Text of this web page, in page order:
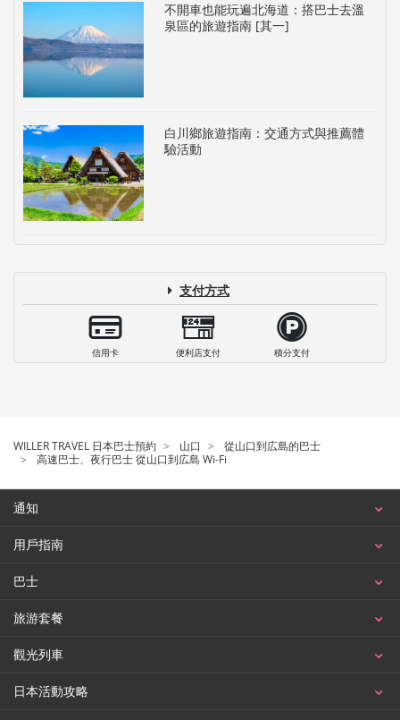
不開車也能玩遍北海道：搭巴士去溫
泉區的旅遊指南 [其一]
白川鄉旅遊指南：交通方式與推薦體
驗活動
支付方式
信用卡 便利店支付 積分支付
WILLER TRAVEL 日本巴士預約 山口
從山口到広島的巴士
高速巴士、夜行巴士 從山口到広島 Wi-Fi
通知
用戶指南
巴士
旅游套餐
觀光列車
日本活動攻略